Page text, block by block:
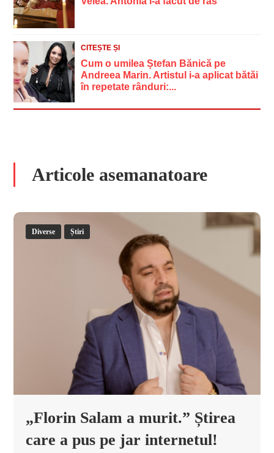
CITEȘTE ȘI
Cum o umilea Ștefan Bănică pe
Andreea Marin. Artistul i-a aplicat bătăi
în repetate rânduri:...
Articole asemanatoare
Diverse Știri
„Florin Salam a murit.” Știrea
care a pus pe jar internetul!